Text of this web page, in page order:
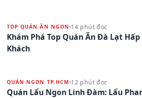
TOP QUÁN ĂN NGON 14 phút đọc
Khám Phá Top Quán Ăn Đà Lạt
Khách
QUÁN NGON TP.HCM 12 phút đọc
Quán Lẩu Ngon Linh Đàm: Lẩu